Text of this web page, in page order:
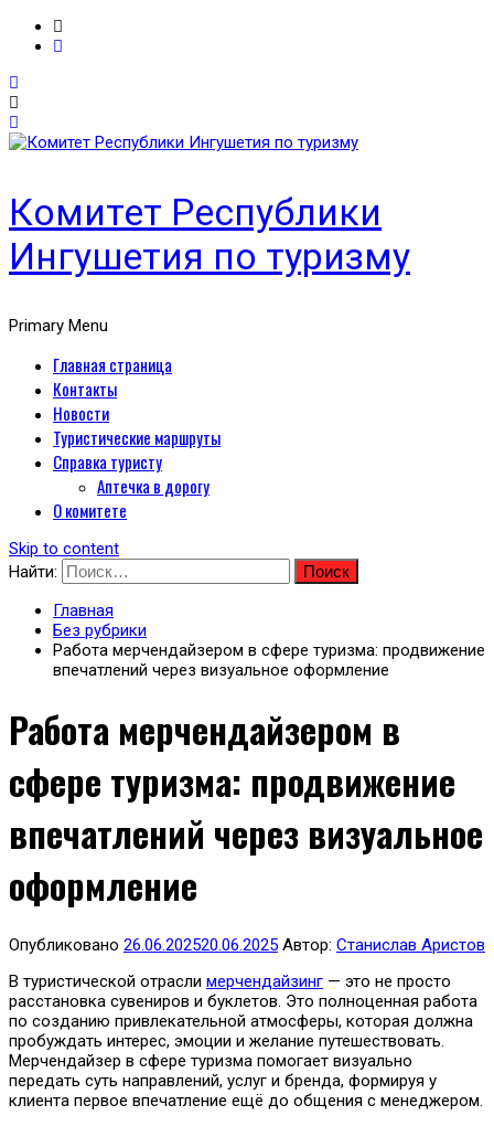
Комитет Республики
Ингушетия по туризму
Primary Menu
Главная страница
Контакты
Новости
Туристические маршруты
Справка туристу
Аптечка в дорогу
О комитете
Skip to content
Найти:
Главная
Без рубрики
Работа мерчендайзером в сфере туризма: продвижение
впечатлений через визуальное оформление
Работа мерчендайзером в
сфере туризма: продвижение
впечатлений через визуальное
оформление
Опубликовано 26.06.202520.06.2025 Автор: Станислав Аристов
В туристической отрасли мерчендайзинг — это не просто
расстановка сувениров и буклетов. Это полноценная работа
по созданию привлекательной атмосферы, которая должна
пробуждать интерес, эмоции и желание путешествовать.
Мерчендайзер в сфере туризма помогает визуально
передать суть направлений, услуг и бренда, формируя у
клиента первое впечатление ещё до общения с менеджером.